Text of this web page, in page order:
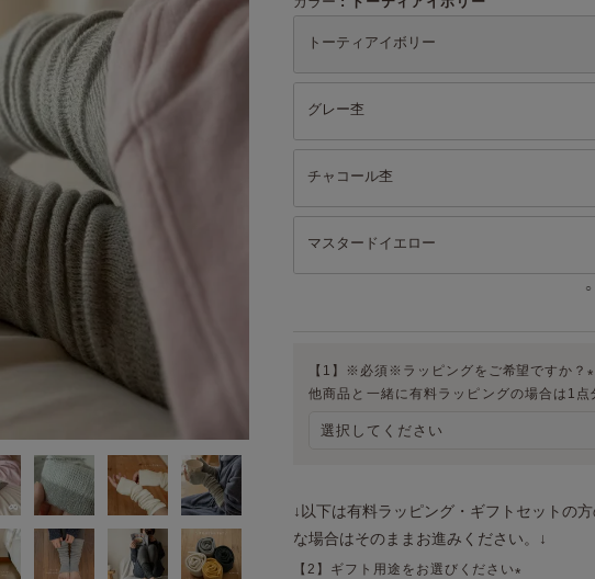
【1】※必須※ラッピングをご希望ですか？
(
他商品と一緒に有料ラッピングの場合は1点
↓以下は有料ラッピング・ギフトセットの
な場合はそのままお進みください。↓
【2】ギフト用途をお選びください
トーティアイボリー
グレー杢
チャコール杢
マスタードイエロー
○